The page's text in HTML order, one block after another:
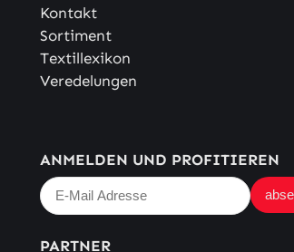
Kontakt
Sortiment
Textillexikon
Veredelungen
ANMELDEN UND PROFITIEREN
PARTNER